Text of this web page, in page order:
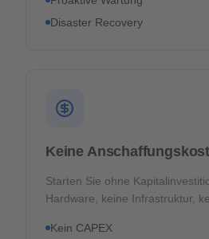
Disaster Recovery
Keine
Starten Sie ohne
Hardware, keine Infrastruktur,
Kein CAPEX